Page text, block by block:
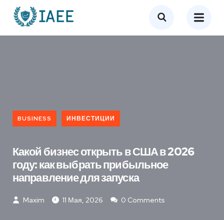
BUSINESS ИНВЕСТИЦИИ
Какой бизнес открыть в США в 2026
году: как выбрать прибыльное
направление для запуска
Maxim 11 Мая, 2026 0 Comments